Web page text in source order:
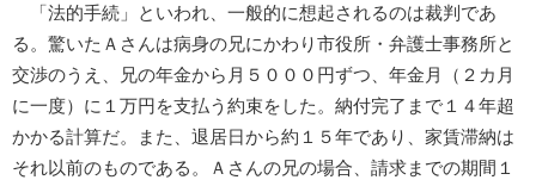
「法的手続」といわれ、一般的に想起されるのは裁判であ
る。驚いたＡさんは病身の兄にかわり市役所・弁護士事務所と
交渉のうえ、兄の年金から月５０００円ずつ、年金月（２カ月
に一度）に１万円を支払う約束をした。納付完了まで１４年超
かかる計算だ。また、退居日から約１５年であり、家賃滞納は
それ以前のものである。Ａさんの兄の場合、請求までの期間１